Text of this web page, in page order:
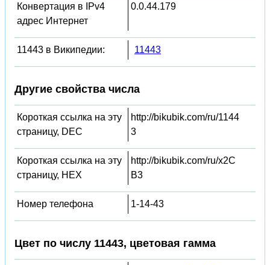
Конвертация в IPv4
адрес Интернет
0.0.44.179
11443 в Википедии: 11443
Другие свойства числа
Короткая ссылка на эту
страницу, DEC
http://bikubik.com/ru/1144
3
Короткая ссылка на эту
страницу, HEX
http://bikubik.com/ru/x2C
B3
Номер телефона 1-14-43
Цвет по числу 11443, цветовая гамма